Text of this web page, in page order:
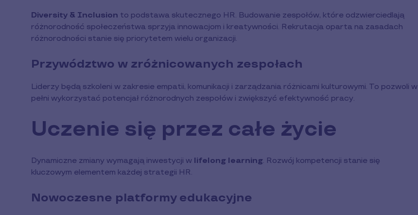
Diversity & Inclusion to podstawa skutecznego HR. Budowanie zespołów, które odzwierciedlają
różnorodność społeczeństwa sprzyja innowacjom i kreatywności. Rekrutacja oparta na zasadach
różnorodności stanie się priorytetem wielu organizacji.
Przywództwo w zróżnicowanych zespołach
Liderzy będą szkoleni w zakresie empatii, komunikacji i zarządzania różnicami kulturowymi. To pozwoli w
pełni wykorzystać potencjał różnorodnych zespołów i zwiększyć efektywność pracy.
Uczenie się przez całe życie
Dynamiczne zmiany wymagają inwestycji w lifelong learning. Rozwój kompetencji stanie się
kluczowym elementem każdej strategii HR.
Nowoczesne platformy edukacyjne